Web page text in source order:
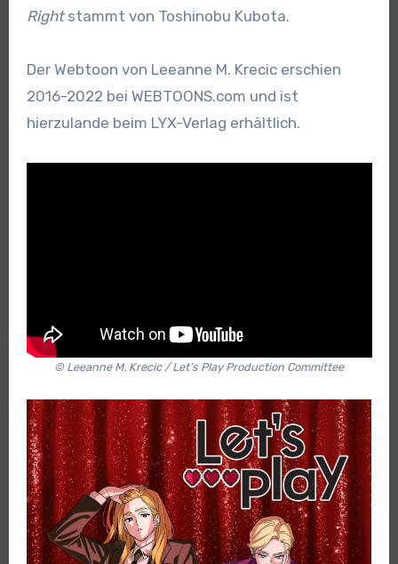
Rightstammt von Toshinobu Kubota.
Der Webtoon von Leeanne M. Krecic erschien
2016-2022 bei WEBTOONS.com und ist
hierzulande beim LYX-Verlag erhältlich.
© Leeanne M. Krecic / Let’s Play Production Committee